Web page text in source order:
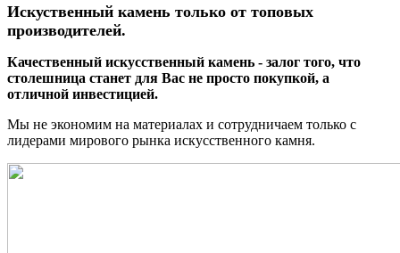
Искуственный камень только от топовых
производителей.
Качественный искусственный камень - залог того, что
столешница станет для Вас не просто покупкой, а
отличной инвестицией.
Мы не экономим на материалах и сотрудничаем только с
лидерами мирового рынка искусственного камня.